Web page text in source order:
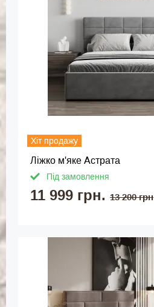
Хіт продажу
Ліжко м'яке Астрата
Під замовлення
11 999 грн. 13 200 грн